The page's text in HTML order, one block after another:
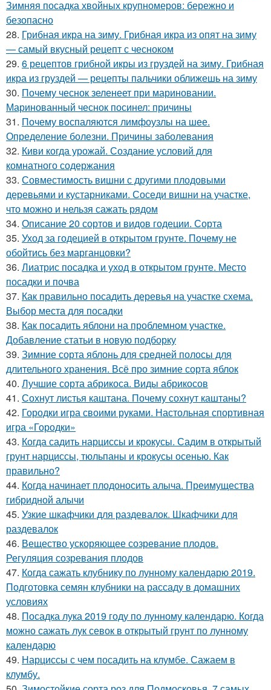
Зимняя посадка хвойных крупномеров: бережно и
безопасно
28. Грибная икра на зиму. Грибная икра из опят на зиму
— самый вкусный рецепт с чесноком
29. 6 рецептов грибной икры из груздей на зиму. Грибная
икра из груздей — рецепты пальчики оближешь на зиму
30. Почему чеснок зеленеет при мариновании.
Маринованный чеснок посинел: причины
31. Почему воспаляются лимфоузлы на шее.
Определение болезни. Причины заболевания
32. Киви когда урожай. Создание условий для
комнатного содержания
33. Совместимость вишни с другими плодовыми
деревьями и кустарниками. Соседи вишни на участке,
что можно и нельзя сажать рядом
34. Описание 20 сортов и видов годеции. Сорта
35. Уход за годецией в открытом грунте. Почему не
обойтись без марганцовки?
36. Лиатрис посадка и уход в открытом грунте. Место
посадки и почва
37. Как правильно посадить деревья на участке схема.
Выбор места для посадки
38. Как посадить яблони на проблемном участке.
Добавление статьи в новую подборку
39. Зимние сорта яблонь для средней полосы для
длительного хранения. Всё про зимние сорта яблок
40. Лучшие сорта абрикоса. Виды абрикосов
41. Сохнут листья каштана. Почему сохнут каштаны?
42. Городки игра своими руками. Настольная спортивная
игра «Городки»
43. Когда садить нарциссы и крокусы. Садим в открытый
грунт нарциссы, тюльпаны и крокусы осенью. Как
правильно?
44. Когда начинает плодоносить алыча. Преимущества
гибридной алычи
45. Узкие шкафчики для раздевалок. Шкафчики для
раздевалок
46. Вещество ускоряющее созревание плодов.
Регуляция созревания плодов
47. Когда сажать клубнику по лунному календарю 2019.
Подготовка семян клубники на рассаду в домашних
условиях
48. Посадка лука 2019 году по лунному календарю. Когда
можно сажать лук севок в открытый грунт по лунному
календарю
49. Нарциссы с чем посадить на клумбе. Сажаем в
клумбу.